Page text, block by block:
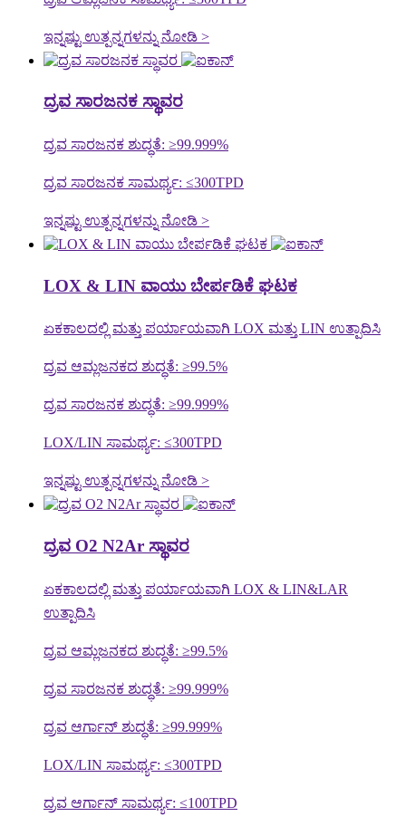
ಇನ್ನಷ್ಟು ಉತ್ಪನ್ನಗಳನ್ನು ನೋಡಿ >
ದ್ರವ ಸಾರಜನಕ ಸ್ಥಾವರ
ದ್ರವ ಸಾರಜನಕ ಶುದ್ಧತೆ: ≥99.999%
ದ್ರವ ಸಾರಜನಕ ಸಾಮರ್ಥ್ಯ: ≤300TPD
ಇನ್ನಷ್ಟು ಉತ್ಪನ್ನಗಳನ್ನು ನೋಡಿ >
LOX & LIN ವಾಯು ಬೇರ್ಪಡಿಕೆ ಘಟಕ
ಏಕಕಾಲದಲ್ಲಿ ಮತ್ತು ಪರ್ಯಾಯವಾಗಿ LOX ಮತ್ತು LIN ಉತ್ಪಾದಿಸಿ
ದ್ರವ ಆಮ್ಲಜನಕದ ಶುದ್ಧತೆ: ≥99.5%
ದ್ರವ ಸಾರಜನಕ ಶುದ್ಧತೆ: ≥99.999%
LOX/LIN ಸಾಮರ್ಥ್ಯ: ≤300TPD
ಇನ್ನಷ್ಟು ಉತ್ಪನ್ನಗಳನ್ನು ನೋಡಿ >
ದ್ರವ O2 N2Ar ಸ್ಥಾವರ
ಏಕಕಾಲದಲ್ಲಿ ಮತ್ತು ಪರ್ಯಾಯವಾಗಿ LOX & LIN&LAR
ಉತ್ಪಾದಿಸಿ
ದ್ರವ ಆಮ್ಲಜನಕದ ಶುದ್ಧತೆ: ≥99.5%
ದ್ರವ ಸಾರಜನಕ ಶುದ್ಧತೆ: ≥99.999%
ದ್ರವ ಆರ್ಗಾನ್ ಶುದ್ಧತೆ: ≥99.999%
LOX/LIN ಸಾಮರ್ಥ್ಯ: ≤300TPD
ದ್ರವ ಆರ್ಗಾನ್ ಸಾಮರ್ಥ್ಯ: ≤100TPD